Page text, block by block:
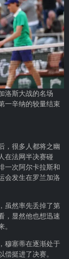
洛斯大战的名场
一辛纳的较量结束
，很多人都将之幽
在法网半决赛碰
一次阿尔卡拉斯和
会发生在罗兰加洛
虽然率先丢掉了第
，显然他也想迅速
穆塞蒂在逐渐处于
挺进了决赛。